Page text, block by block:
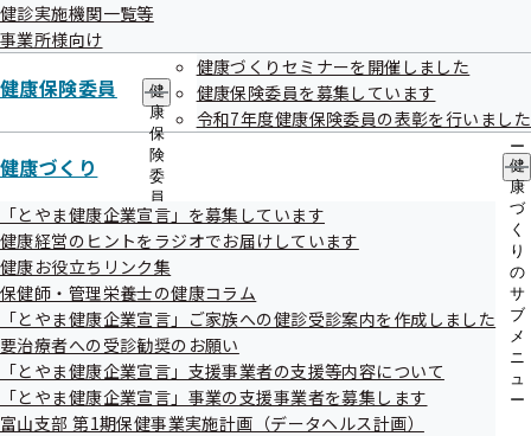
ニ
ュ
ー
ュ
ー
健診実施機関一覧等
事業所様向け
健康保険委員
健
康
保
険
委
員
の
サ
ブ
メ
ニ
ュ
ー
健康づくりセミナーを開催しました
健康保険委員を募集しています
令和7年度健康保険委員の表彰を行いました
健康づくり
健
康
づ
く
り
の
サ
ブ
メ
ニ
ュ
ー
「とやま健康企業宣言」を募集しています
健康経営のヒントをラジオでお届けしています
健康お役立ちリンク集
保健師・管理栄養士の健康コラム
「とやま健康企業宣言」ご家族への健診受診案内を作成しました
要治療者への受診勧奨のお願い
「とやま健康企業宣言」支援事業者の支援等内容について
「とやま健康企業宣言」事業の支援事業者を募集します
富山支部 第1期保健事業実施計画（データヘルス計画）
郵送による申請
1.申請書を入手
ホームページからダウンロード
協会けんぽにお電話いただき、お取り寄せ